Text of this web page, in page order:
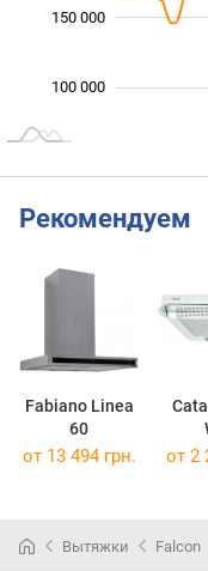
100 000
150 000
Рекомендуем
Fabiano Linea
60
от 13 494 грн. от 2
Вытяжки Falcon